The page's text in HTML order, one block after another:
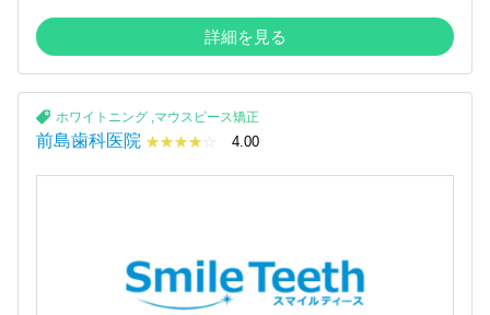
詳細を見る
ホワイトニング ,マウスピース矯正
前島歯科医院 ☆☆☆☆☆
★★★★ 4.00